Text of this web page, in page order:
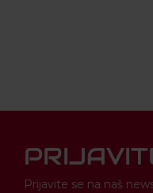
Prijavite se na naš